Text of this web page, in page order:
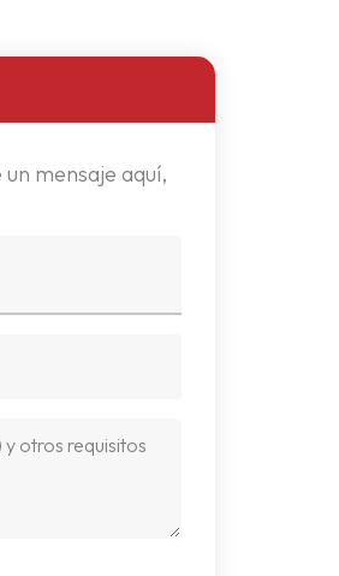
mensaje aquí,